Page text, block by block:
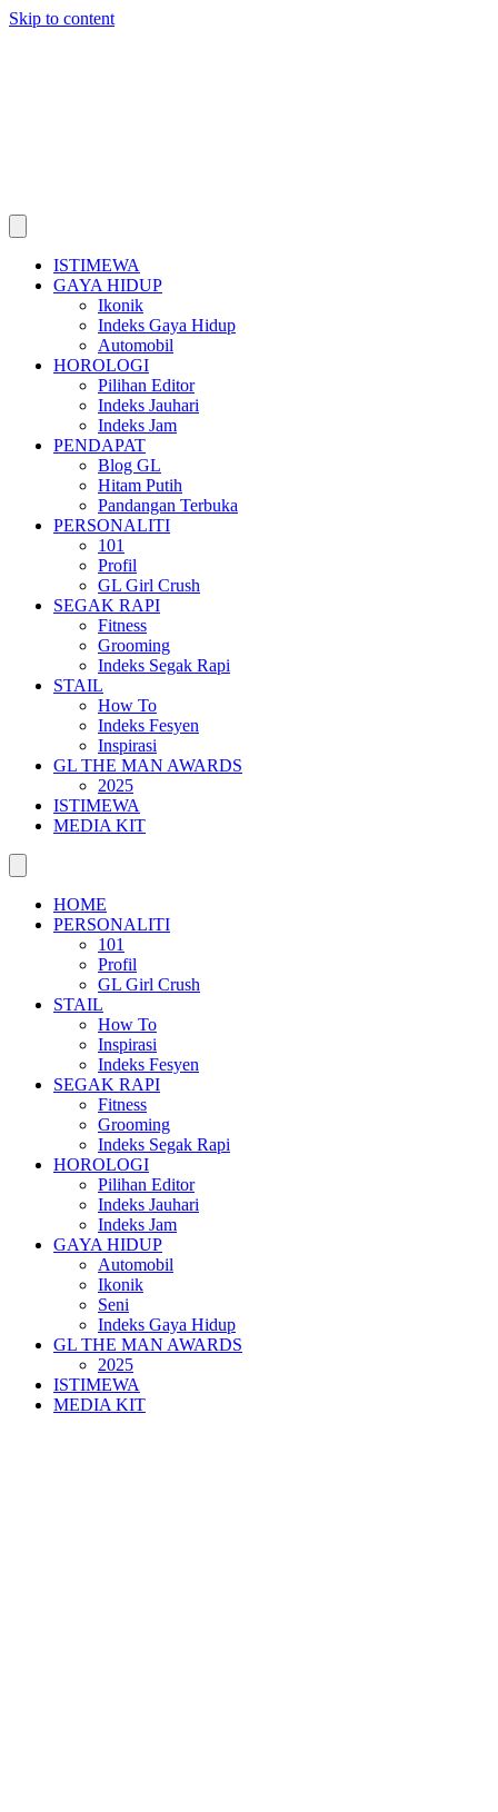
Skip to content
ISTIMEWA
GAYA HIDUP
Ikonik
Indeks Gaya Hidup
Automobil
HOROLOGI
Pilihan Editor
Indeks Jauhari
Indeks Jam
PENDAPAT
Blog GL
Hitam Putih
Pandangan Terbuka
PERSONALITI
101
Profil
GL Girl Crush
SEGAK RAPI
Fitness
Grooming
Indeks Segak Rapi
STAIL
How To
Indeks Fesyen
Inspirasi
GL THE MAN AWARDS
2025
ISTIMEWA
MEDIA KIT
HOME
PERSONALITI
101
Profil
GL Girl Crush
STAIL
How To
Inspirasi
Indeks Fesyen
SEGAK RAPI
Fitness
Grooming
Indeks Segak Rapi
HOROLOGI
Pilihan Editor
Indeks Jauhari
Indeks Jam
GAYA HIDUP
Automobil
Ikonik
Seni
Indeks Gaya Hidup
GL THE MAN AWARDS
2025
ISTIMEWA
MEDIA KIT